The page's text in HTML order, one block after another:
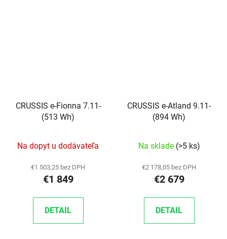
CRUSSIS e-Fionna 7.11-
(513 Wh)
Na dopyt u dodávateľa
€1 503,25 bez DPH
€1 849
DETAIL
CRUSSIS e-Atland 9.11-
(894 Wh)
Na sklade (>5 ks)
€2 178,05 bez DPH
€2 679
DETAIL